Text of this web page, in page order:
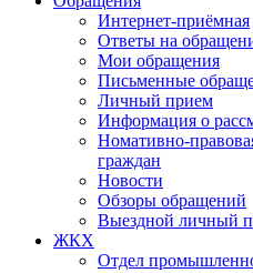
Интернет-приёмная
Ответы на
Мои обращения
Письменные
Личный прием
Информация о
Номативно-
граждан
Новости
Обзоры обращений
Выездной личный
ЖКХ
Отдел